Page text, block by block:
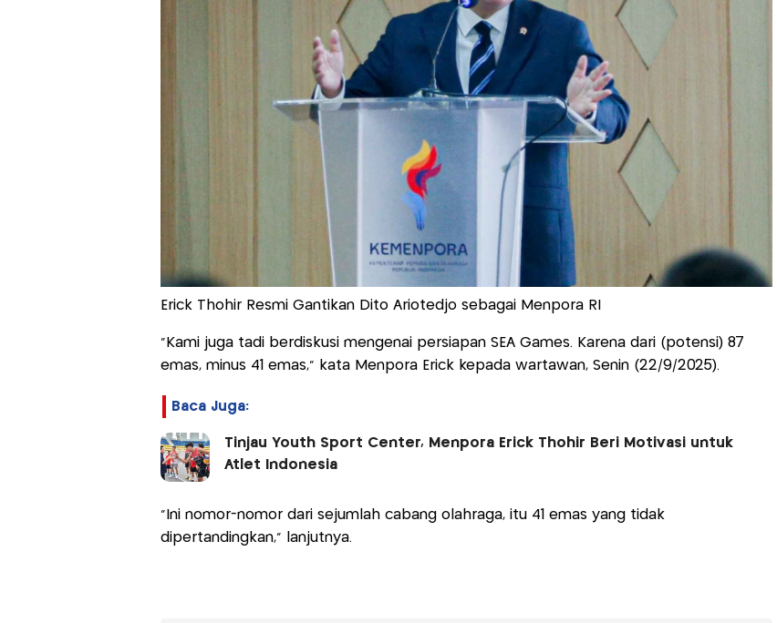
Erick Thohir Resmi Gantikan Dito Ariotedjo sebagai Menpora RI
"Kami juga tadi berdiskusi mengenai persiapan SEA Games. Karena dari (potensi) 87
emas, minus 41 emas," kata Menpora Erick kepada wartawan, Senin (22/9/2025).
Baca Juga:
Tinjau Youth Sport Center, Menpora Erick Thohir Beri Motivasi untuk
Atlet Indonesia
"Ini nomor-nomor dari sejumlah cabang olahraga, itu 41 emas yang tidak
dipertandingkan," lanjutnya.